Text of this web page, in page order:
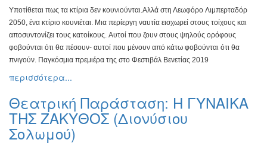
Υποτίθεται πως τα κτίρια δεν κουνιούνται. Αλλά στη Λεωφόρο Λιμπερταδόρ
2050, ένα κτίριο κουνιέται. Μια περίεργη ναυτία εισχωρεί στους τοίχους και
αποσυντονίζει τους κατοίκους. Αυτοί που ζουν στους ψηλούς ορόφους
φοβούνται ότι θα πέσουν- αυτοί που μένουν από κάτω φοβούνται ότι θα
πνιγούν. Παγκόσμια πρεμιέρα της στο Φεστιβάλ Βενετίας 2019
περισσότερα...
Θεατρική Παράσταση: Η ΓΥΝΑΙΚΑ
ΤΗΣ ΖΑΚΥΘΟΣ (Διονύσιου
Σολωμού)